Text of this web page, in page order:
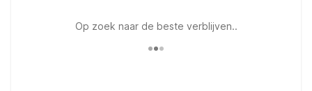
Op zoek naar de beste verblijven..